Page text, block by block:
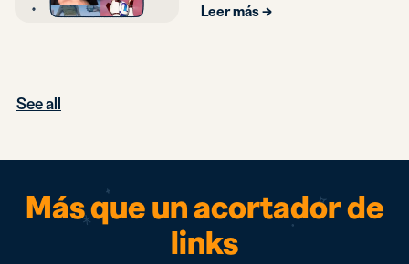
(And the One You
Leer más →
See all
Más que un acortador de
links